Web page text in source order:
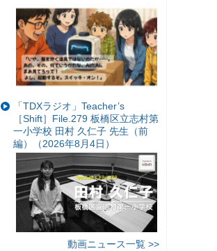
「TDXラジオ」Teacher’s
［Shift］File.279 板橋区立志村第
一小学校 田村 久仁子 先生（前
編）（2026年8月4日）
動画ニュース一覧 >>